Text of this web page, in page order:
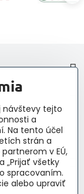
návštevy tejto
a
Na tento účel
strán a
v EÚ,
„Prijať všetky
spracovaním.
alebo upraviť